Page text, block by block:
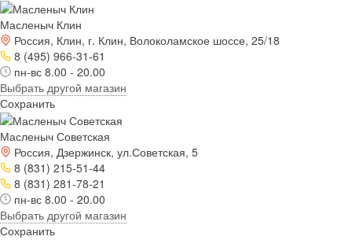
Масленыч Клин
Россия, Клин, г. Клин, Волоколамское шоссе, 25/18
8 (495) 966-31-61
пн-вс 8.00 - 20.00
Выбрать другой магазин
Сохранить
Масленыч Советская
Россия, Дзержинск, ул.Советская, 5
8 (831) 215-51-44
8 (831) 281-78-21
пн-вс 8.00 - 20.00
Выбрать другой магазин
Сохранить